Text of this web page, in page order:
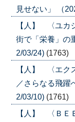
見せない」 （
【人】 〈ユカ
街で「栄養」の
2/03/24) (1763)
【人】 〈エク
／さらなる飛躍
2/03/10) (1761)
【人】 〈ＢＥ